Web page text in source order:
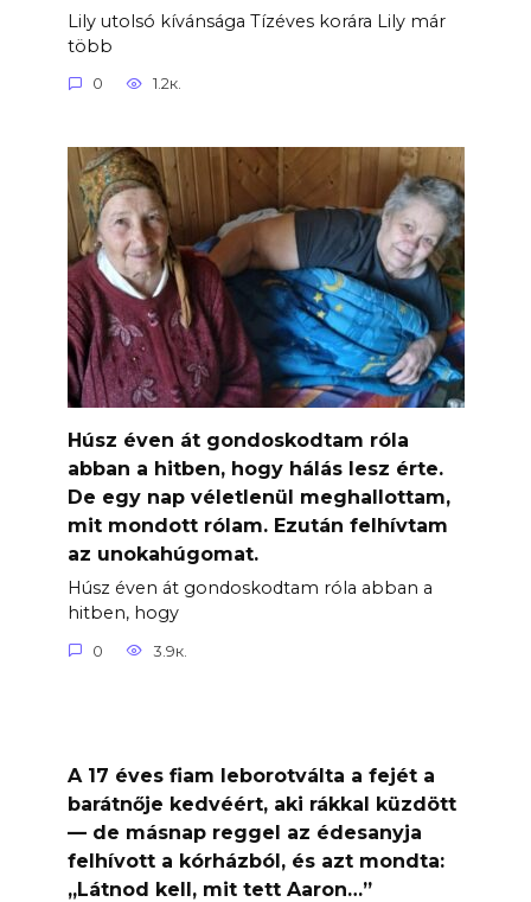
Lily utolsó kívánsága Tízéves korára Lily már
több
0 1.2к.
Húsz éven át gondoskodtam róla
abban a hitben, hogy hálás lesz érte.
De egy nap véletlenül meghallottam,
mit mondott rólam. Ezután felhívtam
az unokahúgomat.
Húsz éven át gondoskodtam róla abban a
hitben, hogy
0 3.9к.
A 17 éves fiam leborotválta a fejét a
barátnője kedvéért, aki rákkal küzdött
— de másnap reggel az édesanyja
felhívott a kórházból, és azt mondta:
„Látnod kell, mit tett Aaron…”